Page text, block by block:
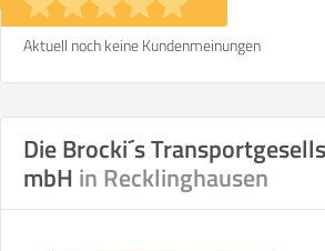
Aktuell noch keine Kundenmeinungen
Die Brocki´s
mbH in Recklinghausen